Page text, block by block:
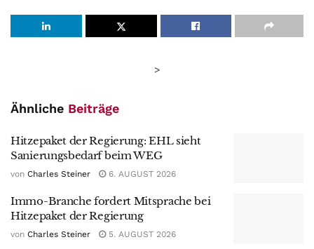
>
Ähnliche Beiträge
Hitzepaket der Regierung: EHL sieht
Sanierungsbedarf beim WEG
von Charles Steiner 6. AUGUST 2026
Immo-Branche fordert Mitsprache bei
Hitzepaket der Regierung
von Charles Steiner 5. AUGUST 2026